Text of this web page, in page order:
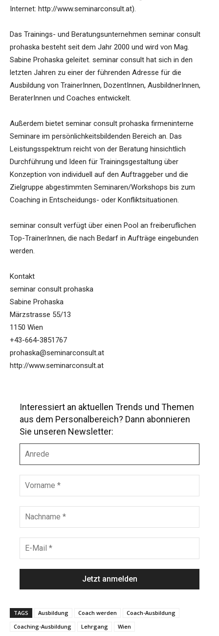
Internet: http://www.seminarconsult.at).
Das Trainings- und Beratungsunternehmen seminar consult
prohaska besteht seit dem Jahr 2000 und wird von Mag.
Sabine Prohaska geleitet. seminar consult hat sich in den
letzten Jahren zu einer der führenden Adresse für die
Ausbildung von TrainerInnen, DozentInnen, AusbildnerInnen,
BeraterInnen und Coaches entwickelt.
Außerdem bietet seminar consult prohaska firmeninterne
Seminare im persönlichkeitsbildenden Bereich an. Das
Leistungsspektrum reicht von der Beratung hinsichtlich
Durchführung und Ideen für Trainingsgestaltung über
Konzeption von individuell auf den Auftraggeber und die
Zielgruppe abgestimmten Seminaren/Workshops bis zum
Coaching in Entscheidungs- oder Konfliktsituationen.
seminar consult verfügt über einen Pool an freiberuflichen
Top-TrainerInnen, die nach Bedarf in Aufträge eingebunden
werden.
Kontakt
seminar consult prohaska
Sabine Prohaska
Märzstrasse 55/13
1150 Wien
+43-664-3851767
prohaska@seminarconsult.at
http://www.seminarconsult.at
Interessiert an aktuellen Trends und Themen
aus dem Personalbereich? Dann abonnieren
Sie unseren Newsletter:
r
e
e
r
n
m
c
h
a
M
a
l
TAGS Ausbildung Coach werden
Coach-Ausbildung
Coaching-Ausbildung
Lehrgang Wien